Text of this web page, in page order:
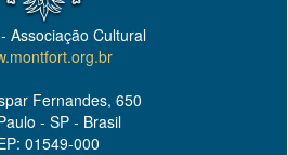
Associação Cultural
Fernandes, 650
- SP - Brasil
01549-000